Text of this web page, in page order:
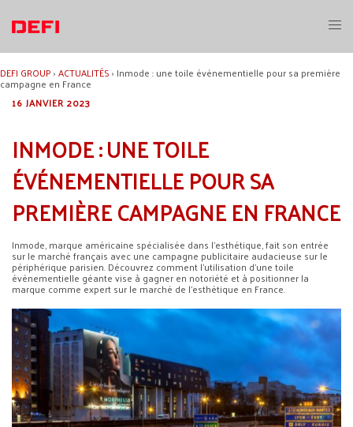
contenu
DEFI GROUP›ACTUALITÉS› Inmode : une toile événementielle pour sa première
campagne en France
16 JANVIER 2023
INMODE : UNE TOILE
ÉVÉNEMENTIELLE POUR SA
PREMIÈRE CAMPAGNE EN FRANCE
Inmode, marque américaine spécialisée dans l’esthétique, fait son entrée
sur le marché français avec une campagne publicitaire audacieuse sur le
périphérique parisien. Découvrez comment l’utilisation d’une toile
événementielle géante vise à gagner en notoriété et à positionner la
marque comme expert sur le marché de l’esthétique en France.